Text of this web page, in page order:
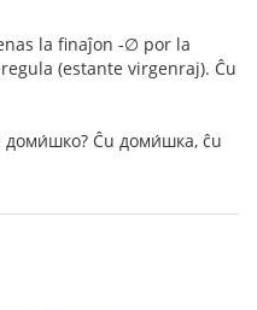
la finaĵon -∅ por la
(estante virgenraj). Ĉu
Ĉu доми́шка, ĉu